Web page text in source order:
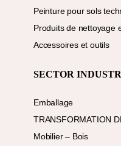
Peinture pour sols
Produits de nettoyage
Accessoires et outils
SECTOR
Emballage
TRANSFORMATION
Mobilier – Bois